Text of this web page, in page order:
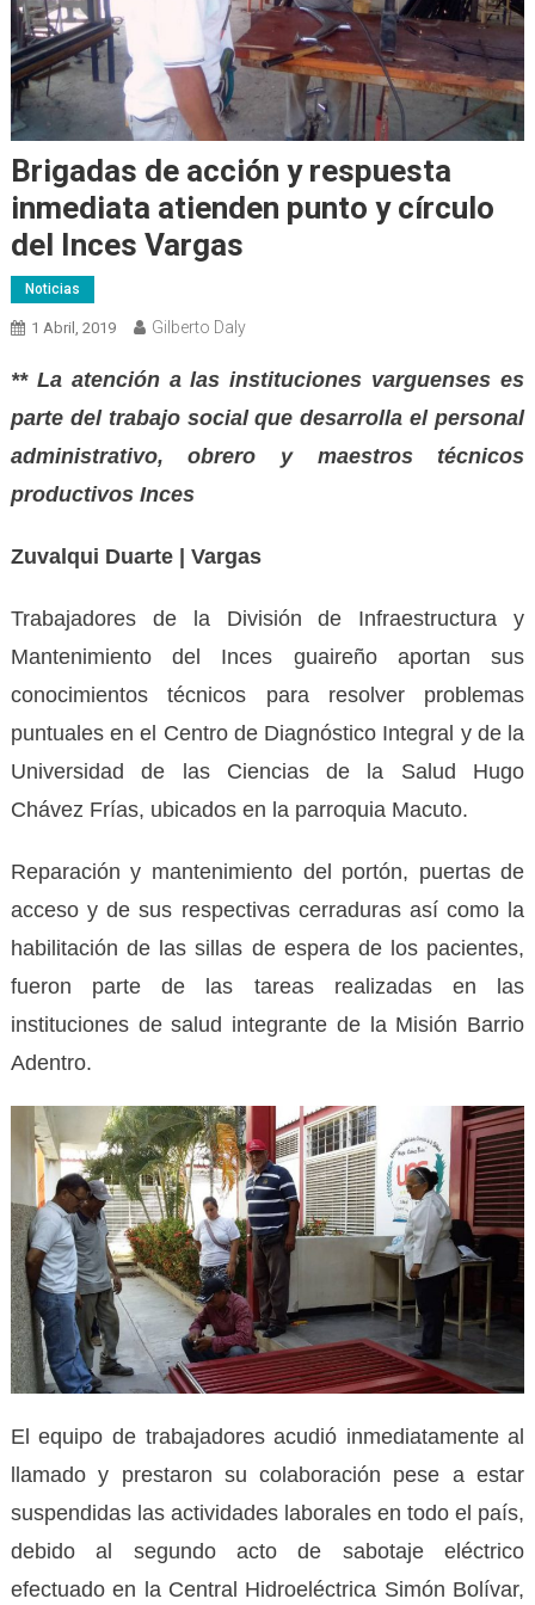
Brigadas de acción y respuesta
inmediata atienden punto y círculo
del Inces Vargas
Noticias
1 Abril, 2019 Gilberto Daly
** La atención a las instituciones varguenses es
parte del trabajo social que desarrolla el personal
administrativo, obrero y maestros técnicos
productivos Inces
Zuvalqui Duarte | Vargas
Trabajadores de la División de Infraestructura y
Mantenimiento del Inces guaireño aportan sus
conocimientos técnicos para resolver problemas
puntuales en el Centro de Diagnóstico Integral y de la
Universidad de las Ciencias de la Salud Hugo
Chávez Frías, ubicados en la parroquia Macuto.
Reparación y mantenimiento del portón, puertas de
acceso y de sus respectivas cerraduras así como la
habilitación de las sillas de espera de los pacientes,
fueron parte de las tareas realizadas en las
instituciones de salud integrante de la Misión Barrio
Adentro.
El equipo de trabajadores acudió inmediatamente al
llamado y prestaron su colaboración pese a estar
suspendidas las actividades laborales en todo el país,
debido al segundo acto de sabotaje eléctrico
efectuado en la Central Hidroeléctrica Simón Bolívar,